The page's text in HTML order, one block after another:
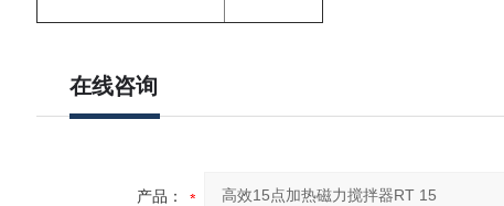
在线咨询
产品：